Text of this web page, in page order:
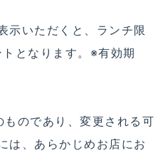
示いただくと、ランチ限
となります。※有効期
のであり、変更される可
は、あらかじめお店にお